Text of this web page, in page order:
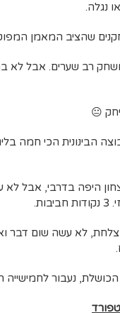
נגלה.
שהציב המאמן
רב שערים. אבל לא
😐
הבינונית הכי חמה
היפה בדרבי, אבל
לא עשה שום דבר
הכושלת, נעבור